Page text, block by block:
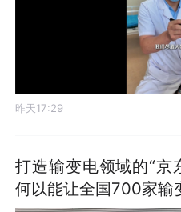
昨天17:29
打造输变电领域的“京
何以能让全国700家输